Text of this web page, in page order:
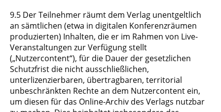
9.5 Der Teilnehmer räumt dem Verlag unentgeltlich
an sämtlichen (etwa in digitalen Konferenzräumen
produzierten) Inhalten, die er im Rahmen von Live-
Veranstaltungen zur Verfügung stellt
(„Nutzercontent“), für die Dauer der gesetzlichen
Schutzfrist die nicht ausschließlichen,
unterlizenzierbaren, übertragbaren, territorial
unbeschränkten Rechte an dem Nutzercontent ein,
um diesen für das Online-Archiv des Verlags nutzbar